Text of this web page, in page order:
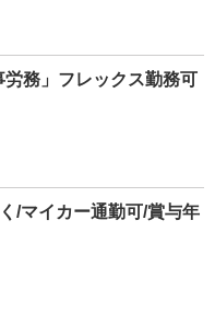
務」フレックス勤務可
/マイカー通勤可/賞与年